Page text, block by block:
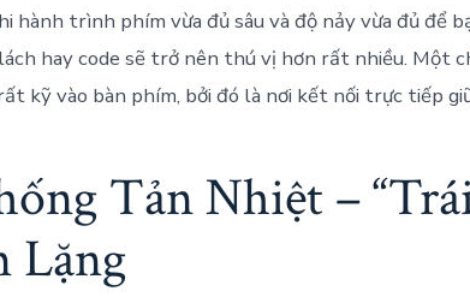
hành trình phím vừa đủ sâu và độ nảy vừa đủ để
hay code sẽ trở nên thú vị hơn rất nhiều. Một
kỹ vào bàn phím, bởi đó là nơi kết nối trực tiếp
Tản Nhiệt –
Lặng